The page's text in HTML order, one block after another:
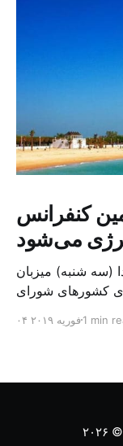
کنفرانس
می‌شود
(سه شنبه) میزبان
کشورهای شورای
در این کنفرانس
۰۴ فوریه ۲۰۱۹1 min
© ۲۰۲۶